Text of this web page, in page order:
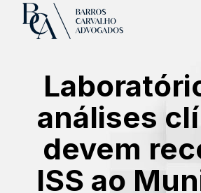
análises
devem
ISS ao